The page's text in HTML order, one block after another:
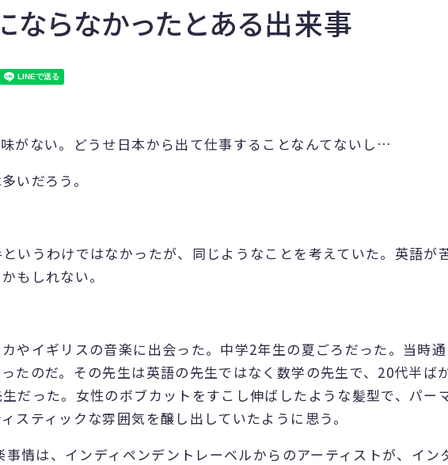
ならなかったとある出来事
がない。どうせ日本から出て仕事することなんてないし…
いだろう。
いうわけではなかったが、同じようなことを考えていた。英語が
もしれない。
やイギリスの音楽に出会った。中学2年生の夏ごろだった。当時
たのだ。その先生は英語の先生ではなく数学の先生で、20代半ば
だった。女性のボブカットをすこし伸ばしたような髪型で、パー
スティックな雰囲気を醸し出していたように思う。
情は、インディペンデントレーベルからのアーティストが、イン